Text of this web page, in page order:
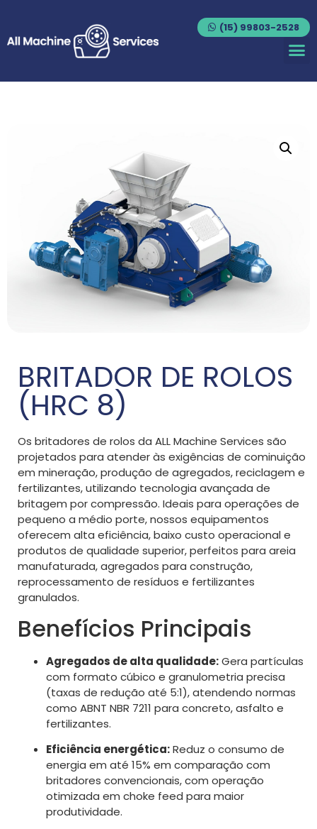
(15) 99803-2528
BRITADOR DE ROLOS
(HRC 8)
Os britadores de rolos da ALL Machine Services são
projetados para atender às exigências de cominuição
em mineração, produção de agregados, reciclagem e
fertilizantes, utilizando tecnologia avançada de
britagem por compressão. Ideais para operações de
pequeno a médio porte, nossos equipamentos
oferecem alta eficiência, baixo custo operacional e
produtos de qualidade superior, perfeitos para areia
manufaturada, agregados para construção,
reprocessamento de resíduos e fertilizantes
granulados.
Benefícios Principais
Agregados de alta qualidade:Gera partículas
com formato cúbico e granulometria precisa
(taxas de redução até 5:1), atendendo normas
como ABNT NBR 7211 para concreto, asfalto e
fertilizantes.
Eficiência energética:Reduz o consumo de
energia em até 15% em comparação com
britadores convencionais, com operação
otimizada em choke feed para maior
produtividade.